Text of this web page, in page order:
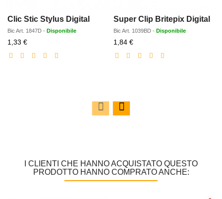
Clic Stic Stylus Digital
Bic Art. 1847D - Disponibile
1,33 €Prezzo
scontato
Super Clip Britepix Digital
Bic Art. 1039BD - Disponibile
1,84 €Prezzo
scontato
I CLIENTI CHE HANNO ACQUISTATO QUESTO
PRODOTTO HANNO COMPRATO ANCHE: